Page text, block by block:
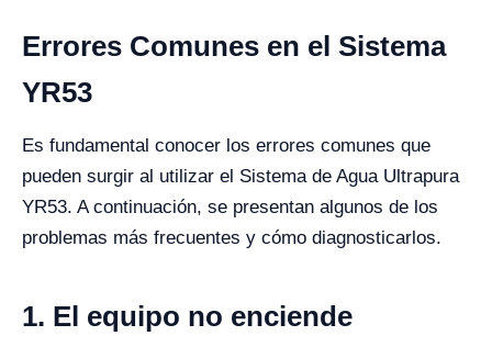
Errores Comunes en el Sistema
YR53
Es fundamental conocer los errores comunes que
pueden surgir al utilizar el Sistema de Agua Ultrapura
YR53. A continuación, se presentan algunos de los
problemas más frecuentes y cómo diagnosticarlos.
1. El equipo no enciende